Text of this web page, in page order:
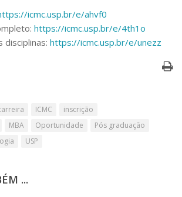
icmc.usp.br/e/ahvf0
https://icmc.usp.br/e/4th1o
disciplinas: https://icmc.usp.br/e/unezz
ICMC
inscrição
MBA Oportunidade
Pós graduação
USP
...